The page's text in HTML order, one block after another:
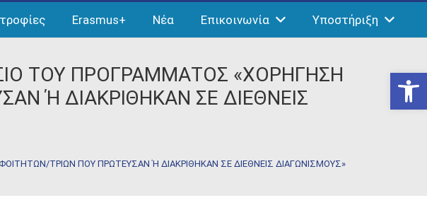
Erasmus+ Νέα Επικοινωνία Υποστήριξη
ΤΟΥ ΠΡΟΓΡΑΜΜΑΤΟΣ «ΧΟΡΗΓΗΣΗ
Ή ΔΙΑΚΡΙΘΗΚΑΝ ΣΕ ΔΙΕΘΝΕΙΣ
ΤΡΙΩΝ ΠΟΥ ΠΡΩΤΕΥΣΑΝ Ή ΔΙΑΚΡΙΘΗΚΑΝ ΣΕ ΔΙΕΘΝΕΙΣ ΔΙΑΓΩΝΙΣΜΟΥΣ»